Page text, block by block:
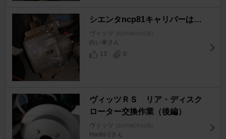
シエンタncp81キャリパーは…
ヴィッツ [SCP/NCP10系]
白い車さん
13
0
ヴィッツＲＳ リア・ディスク
ローター交換作業（後編）
ヴィッツ [SCP/NCP10系]
Hashi-2さん